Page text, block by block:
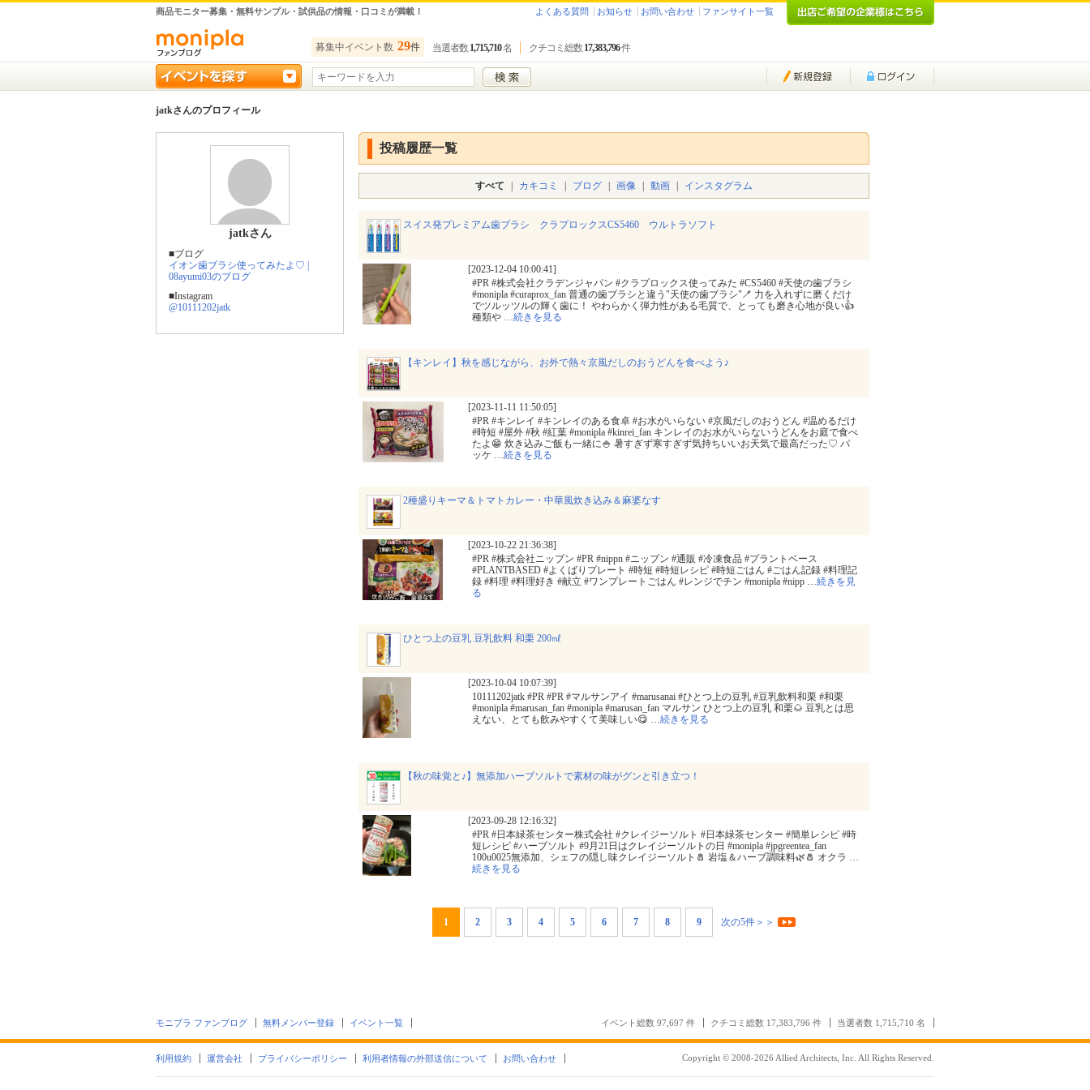
商品モニター募集・無料サンプル・試供品の情報・口コミが満載！ よくある質問 お知らせ お問い合わせ ファンサイト一覧
募集中イベント数 29件 当選者数 1,715,710名 クチコミ総数 17,383,796件
jatkさんのプロフィール
jatkさん
■ブログ
イオン歯ブラシ使ってみたよ♡ |
08ayumi03のブログ
■Instagram
@10111202jatk
投稿履歴一覧
すべて カキコミ ブログ 画像 動画 インスタグラム
スイス発プレミアム歯ブラシ クラプロックスCS5460 ウルトラソフト
[2023-12-04 10:00:41]
#PR #株式会社クラデンジャパン #クラプロックス使ってみた #CS5460 #天使の歯ブラシ
#monipla #curaprox_fan 普通の歯ブラシと違う"天使の歯ブラシ"🪥 力を入れずに磨くだけ
でツルッツルの輝く歯に！ やわらかく弾力性がある毛質で、とっても磨き心地が良い👍
種類や …続きを見る
【キンレイ】秋を感じながら、お外で熱々京風だしのおうどんを食べよう♪
[2023-11-11 11:50:05]
#PR #キンレイ #キンレイのある食卓 #お水がいらない #京風だしのおうどん #温めるだけ
#時短 #屋外 #秋 #紅葉 #monipla #kinrei_fan キンレイのお水がいらないうどんをお庭で食べ
たよ😁 炊き込みご飯も一緒に🍚 暑すぎず寒すぎず気持ちいいお天気で最高だった♡ パ
ッケ …続きを見る
2種盛りキーマ＆トマトカレー・中華風炊き込み＆麻婆なす
[2023-10-22 21:36:38]
#PR #株式会社ニップン #PR #nippn #ニップン #通販 #冷凍食品 #プラントベース
#PLANTBASED #よくばりプレート #時短 #時短レシピ #時短ごはん #ごはん記録 #料理記
録 #料理 #料理好き #献立 #ワンプレートごはん #レンジでチン #monipla #nipp …続きを見
る
ひとつ上の豆乳 豆乳飲料 和栗 200㎖
[2023-10-04 10:07:39]
10111202jatk #PR #PR #マルサンアイ #marusanai #ひとつ上の豆乳 #豆乳飲料和栗 #和栗
#monipla #marusan_fan #monipla #marusan_fan マルサン ひとつ上の豆乳 和栗🌰 豆乳とは思
えない、とても飲みやすくて美味しい😋 …続きを見る
【秋の味覚と♪】無添加ハーブソルトで素材の味がグンと引き立つ！
[2023-09-28 12:16:32]
#PR #日本緑茶センター株式会社 #クレイジーソルト #日本緑茶センター #簡単レシピ #時
短レシピ #ハーブソルト #9月21日はクレイジーソルトの日 #monipla #jpgreentea_fan
100u0025無添加、シェフの隠し味クレイジーソルト🧂 岩塩＆ハーブ調味料🌿🧂 オクラ …
続きを見る
1 2 3 4 5 6 7 8 9 次の5件＞＞
モニプラ ファンブログ 無料メンバー登録 イベント一覧 イベント総数 97,697 件 クチコミ総数 17,383,796 件 当選者数 1,715,710 名
利用規約 運営会社 プライバシーポリシー 利用者情報の外部送信について お問い合わせ Copyright © 2008-2026 Allied Architects, Inc. All Rights Reserved.